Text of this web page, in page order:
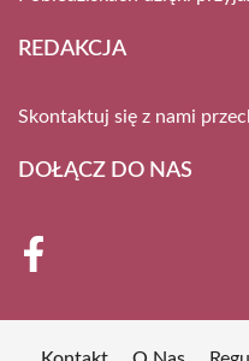
REDAKCJA
Skontaktuj się z nami
DOŁĄCZ DO NAS